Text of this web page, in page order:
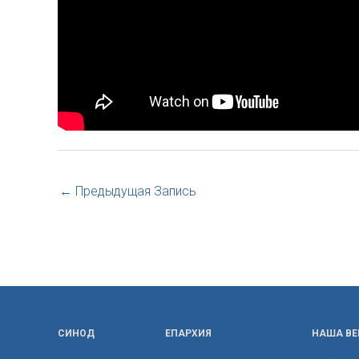
← Предыдущая Запись
СИНОД ЕПАРХИЯ НАША